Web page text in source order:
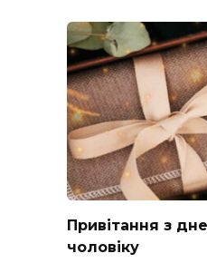
Привітання з
чоловіку